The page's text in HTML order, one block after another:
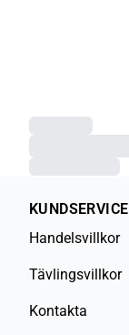
KUNDSERVICE
Handelsvillkor
Tävlingsvillkor
Kontakta